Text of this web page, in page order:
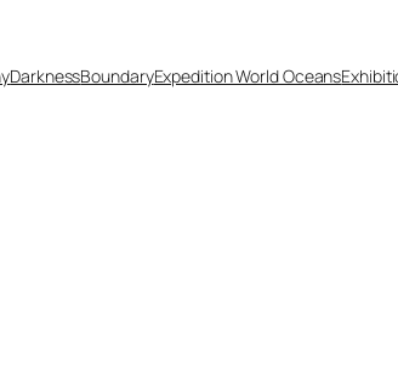
DarknessBoundaryExpedition World Oceans